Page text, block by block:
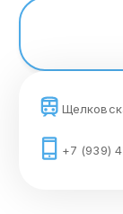
+7 (939)